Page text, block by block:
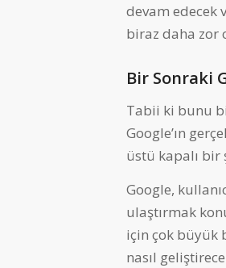
devam edecek
biraz daha zor
Bir Sonraki
Tabii ki bunu
Google’ın
üstü kapalı bir
Google,
ulaştırmak
için çok büyük
nasıl